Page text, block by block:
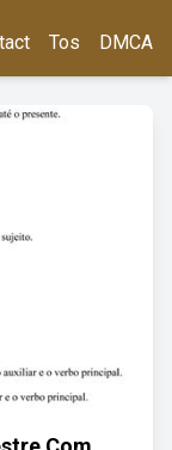
Tos DMCA